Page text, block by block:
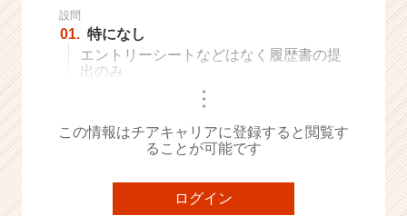
が
活
サ
ト
設問
01. 特になし
エントリーシートなどはなく履歴書の提
出のみ
・・・
この情報はチアキャリアに登録すると閲覧す
ることが可能です
ログイン